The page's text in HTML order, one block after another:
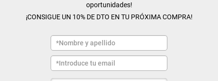
oportunidades!
¡CONSIGUE UN 10% DE DTO EN TU PRÓXIMA COMPRA!